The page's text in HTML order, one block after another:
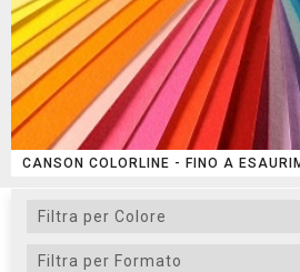
CANSON COLORLINE - FINO A